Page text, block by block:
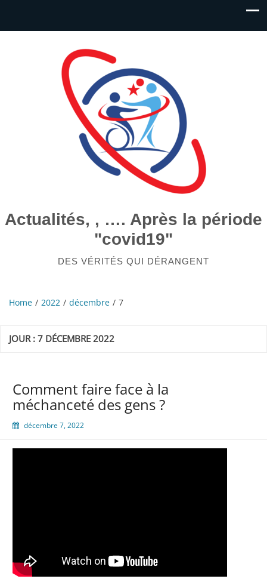
Actualités, , …. Après la période
"covid19"
DES VÉRITÉS QUI DÉRANGENT
Home 2022 décembre 7
JOUR :7 DÉCEMBRE 2022
Comment faire face à la
méchanceté des gens ?
décembre 7, 2022